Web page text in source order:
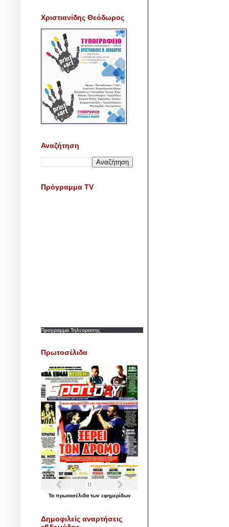
Χριστιανίδης Θεόδωρος
Αναζήτηση
Πρόγραμμα TV
Προγραμμα Τηλεορασης
Πρωτοσέλιδα
Τα πρωτοσέλιδα των εφημερίδων
Δημοφιλείς αναρτήσεις